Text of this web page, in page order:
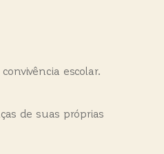
escolar.
de suas próprias